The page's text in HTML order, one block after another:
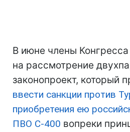
В июне члены
на рассмотрение
законопроект, который
ввести санкции против
приобретения ею
ПВО С-400 вопреки